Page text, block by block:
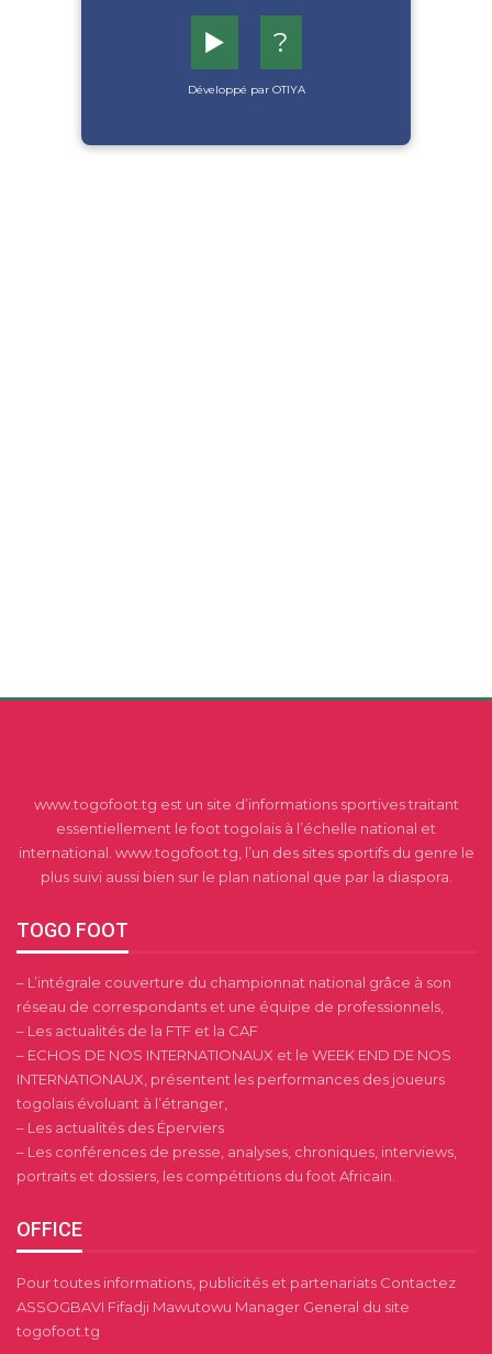
▶️ ?
Développé par OTIYA
www.togofoot.tg est un site d’informations sportives traitant
essentiellement le foot togolais à l’échelle national et
international. www.togofoot.tg, l’un des sites sportifs du genre le
plus suivi aussi bien sur le plan national que par la diaspora.
TOGO FOOT
– L’intégrale couverture du championnat national grâce à son
réseau de correspondants et une équipe de professionnels,
– Les actualités de la FTF et la CAF
– ECHOS DE NOS INTERNATIONAUX et le WEEK END DE NOS
INTERNATIONAUX, présentent les performances des joueurs
togolais évoluant à l’étranger,
– Les actualités des Éperviers
– Les conférences de presse, analyses, chroniques, interviews,
portraits et dossiers, les compétitions du foot Africain.
OFFICE
Pour toutes informations, publicités et partenariats Contactez
ASSOGBAVI Fifadji Mawutowu Manager General du site
togofoot.tg